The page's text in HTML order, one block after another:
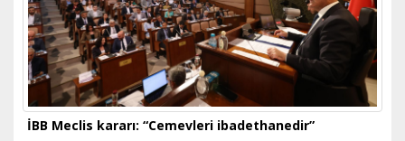
İBB Meclis kararı: “Cemevleri ibadethanedir”